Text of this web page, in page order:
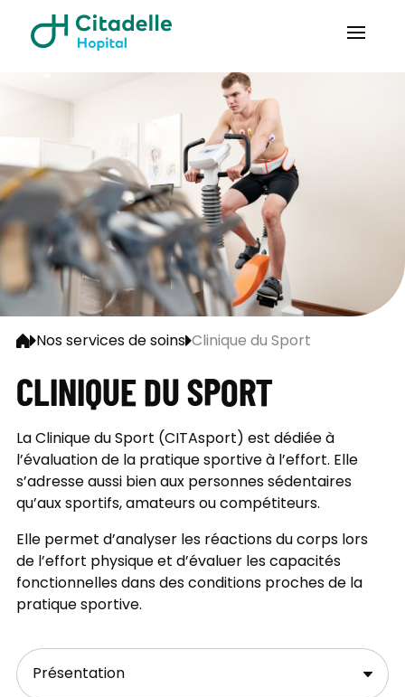
Nos services de soins Clinique du Sport
CLINIQUE DU SPORT
La Clinique du Sport (CITAsport) est dédiée à
l’évaluation de la pratique sportive à l’effort. Elle
s’adresse aussi bien aux personnes sédentaires
qu’aux sportifs, amateurs ou compétiteurs.
Elle permet d’analyser les réactions du corps lors
de l’effort physique et d’évaluer les capacités
fonctionnelles dans des conditions proches de la
pratique sportive.